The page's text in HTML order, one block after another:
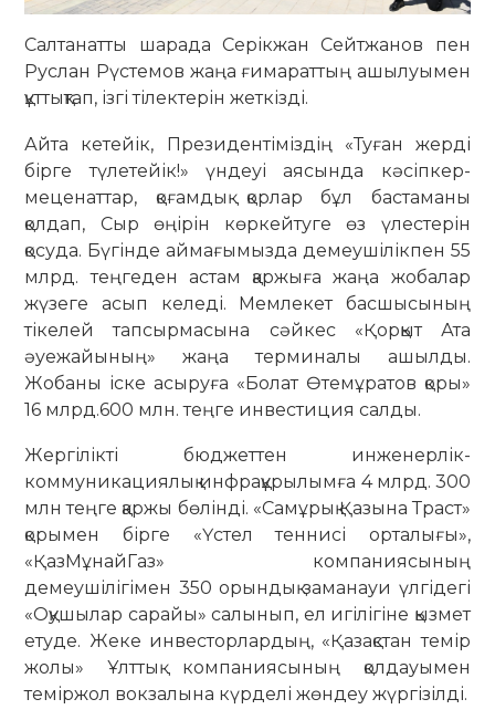
Салтанатты шарада Серікжан Сейтжанов пен
Руслан Рүстемов жаңа ғимараттың ашылуымен
құттықтап, ізгі тілектерін жеткізді.
Айта кетейік, Президентіміздің «Туған жерді
бірге түлетейік!» үндеуі аясында кәсіпкер-
меценаттар, қоғамдық қорлар бұл бастаманы
қолдап, Сыр өңірін көркейтуге өз үлестерін
қосуда. Бүгінде аймағымызда демеушілікпен 55
млрд. теңгеден астам қаржыға жаңа жобалар
жүзеге асып келеді. Мемлекет басшысының
тікелей тапсырмасына сәйкес «Қорқыт Ата
әуежайының» жаңа терминалы ашылды.
Жобаны іске асыруға «Болат Өтемұратов қоры»
16 млрд.600 млн. теңге инвестиция салды.
Жергілікті бюджеттен инженерлік-
коммуникациялық инфрақұрылымға 4 млрд. 300
млн теңге қаржы бөлінді. «Самұрық Қазына Траст»
қорымен бірге «Үстел теннисі орталығы»,
«ҚазМұнайГаз» компаниясының
демеушілігімен 350 орындық заманауи үлгідегі
«Оқушылар сарайы» салынып, ел игілігіне қызмет
етуде. Жеке инвесторлардың, «Қазақстан темір
жолы» Ұлттық компаниясының қолдауымен
теміржол вокзалына күрделі жөндеу жүргізілді.